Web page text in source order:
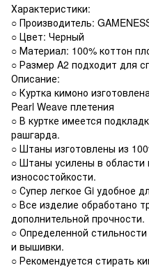
Характеристики:
○ Производитель:
○ Цвет: Черный
○ Материал: 100% коттон
○ Размер A2 подходит для
Описание:
○ Куртка кимоно
Pearl Weave плетения
○ В куртке имеется
рашгарда.
○ Штаны изготовлены из
○ Штаны усилены в
износостойкости.
○ Супер легкое Gi удобное
○ Все изделие обработано
дополнительной прочности.
○ Определенной
и вышивки.
○ Рекомендуется стирать